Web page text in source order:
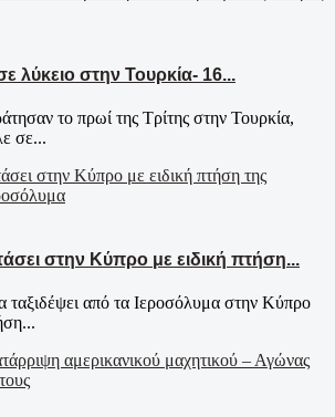
λύκειο στην Τουρκία- 16...
το πρωί της Τρίτης στην Τουρκία,
σε...
στην Κύπρο με ειδική πτήση...
ταξιδέψει από τα Ιεροσόλυμα στην Κύπρο